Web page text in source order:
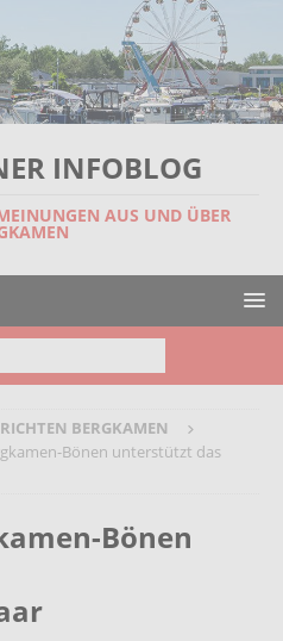
INFOBLOG
AUS UND ÜBER
BERGKAMEN
Bönen unterstützt das
Bönen